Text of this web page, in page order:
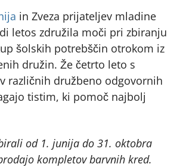
in Zveza prijateljev mladine
letos združila moči pri zbiranju
šolskih potrebščin otrokom iz
družin. Že četrto leto s
različnih družbeno odgovornih
tistim, ki pomoč najbolj
od 1. junija do 31. oktobra
kompletov barvnih kred.